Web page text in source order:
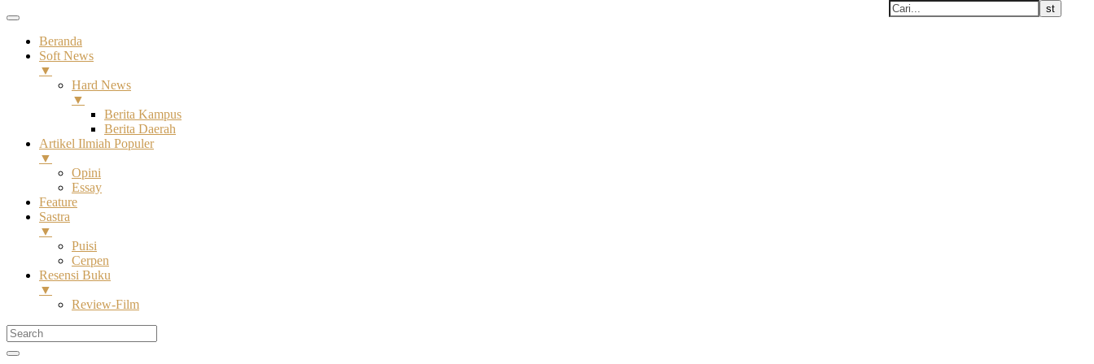
Beranda
Soft News
▼
Hard News
▼
Berita Kampus
Berita Daerah
Artikel Ilmiah Populer
▼
Opini
Essay
Feature
Sastra
▼
Puisi
Cerpen
Resensi Buku
▼
Review-Film